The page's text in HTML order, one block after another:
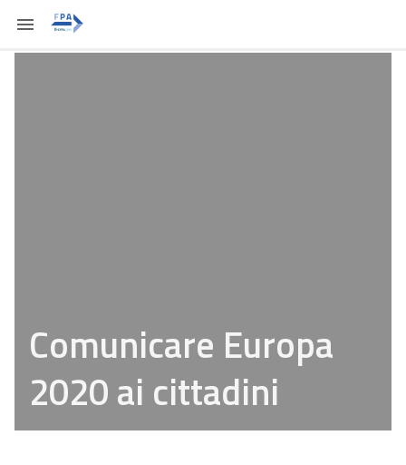
Comunicare Europa
2020 ai cittadini